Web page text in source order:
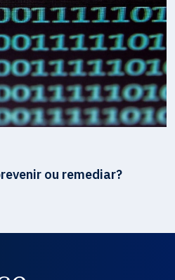
ou remediar?